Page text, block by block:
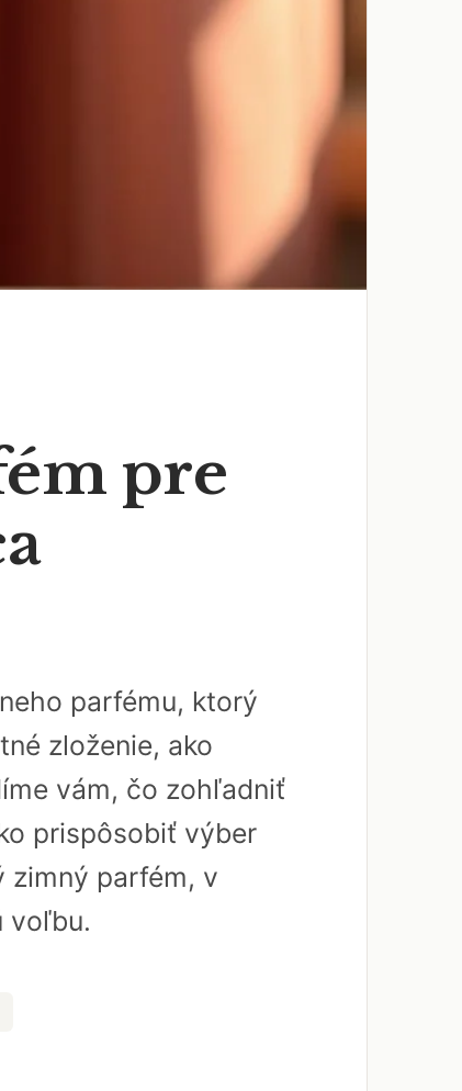
pre
parfému, ktorý
zloženie, ako
vám, čo zohľadniť
prispôsobiť výber
zimný parfém, v
voľbu.